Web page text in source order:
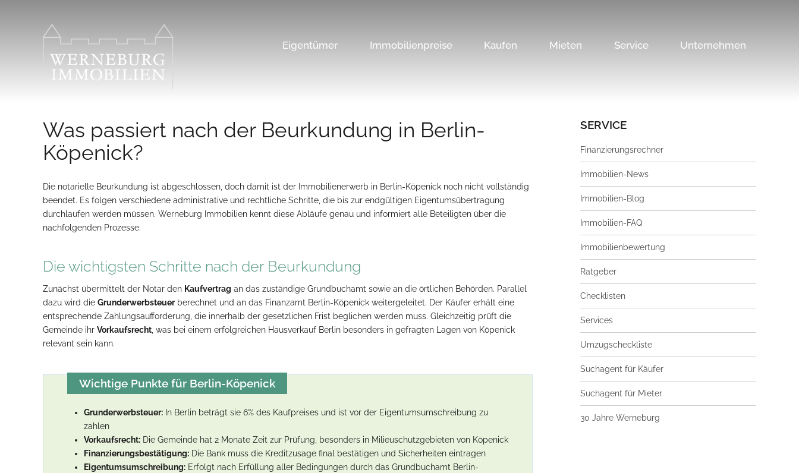
Eigentümer Immobilienpreise Kaufen Mieten Service Unternehmen
Was passiert nach der Beurkundung in Berlin-
Köpenick?
Die notarielle Beurkundung ist abgeschlossen, doch damit ist der Immobilienerwerb in Berlin-Köpenick noch nicht vollständig
beendet. Es folgen verschiedene administrative und rechtliche Schritte, die bis zur endgültigen Eigentumsübertragung
durchlaufen werden müssen. Werneburg Immobilien kennt diese Abläufe genau und informiert alle Beteiligten über die
nachfolgenden Prozesse.
Die wichtigsten Schritte nach der Beurkundung
Zunächst übermittelt der Notar den Kaufvertrag an das zuständige Grundbuchamt sowie an die örtlichen Behörden. Parallel
dazu wird die Grunderwerbsteuerberechnet und an das Finanzamt Berlin-Köpenick weitergeleitet. Der Käufer erhält eine
entsprechende Zahlungsaufforderung, die innerhalb der gesetzlichen Frist beglichen werden muss. Gleichzeitig prüft die
Gemeinde ihr Vorkaufsrecht , was bei einem erfolgreichen Hausverkauf Berlin besonders in gefragten Lagen von Köpenick
relevant sein kann.
Wichtige Punkte für Berlin-Köpenick
Grunderwerbsteuer: In Berlin beträgt sie 6% des Kaufpreises und ist vor der Eigentumsumschreibung zu
zahlen
Vorkaufsrecht: Die Gemeinde hat 2 Monate Zeit zur Prüfung, besonders in Milieuschutzgebieten von Köpenick
Finanzierungsbestätigung: Die Bank muss die Kreditzusage final bestätigen und Sicherheiten eintragen
Eigentumsumschreibung: Erfolgt nach Erfüllung aller Bedingungen durch das Grundbuchamt Berlin-
SERVICE
Finanzierungsrechner
Immobilien-News
Immobilien-Blog
Immobilien-FAQ
Immobilienbewertung
Ratgeber
Checklisten
Services
Umzugscheckliste
Suchagent für Käufer
Suchagent für Mieter
30 Jahre Werneburg